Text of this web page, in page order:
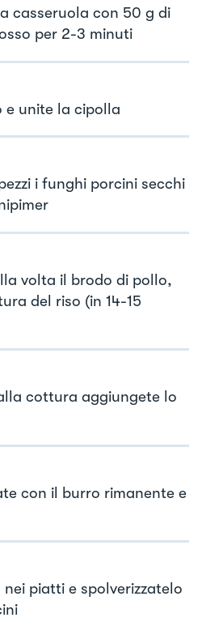
casseruola con 50 g di
per 2-3 minuti
e unite la cipolla
i funghi porcini secchi
volta il brodo di pollo,
del riso (in 14-15
cottura aggiungete lo
con il burro rimanente e
piatti e spolverizzatelo